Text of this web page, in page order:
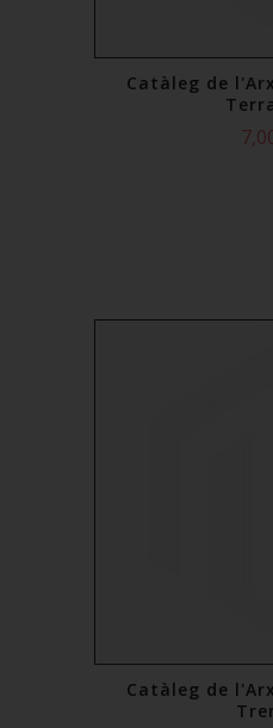
Catàleg de
Catàleg de